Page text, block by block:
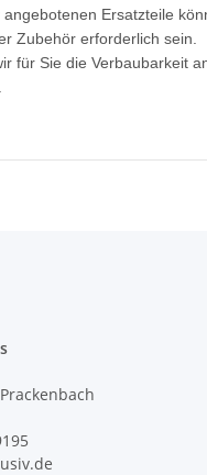
Ersatzteile
Zubehör erforderlich sein.
für Sie die Verbaubarkeit